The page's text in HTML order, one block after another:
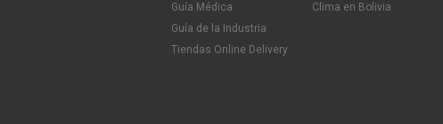
Guía Médica
Guía de la Industria
Tiendas Online Delivery
Clima en Bolivia